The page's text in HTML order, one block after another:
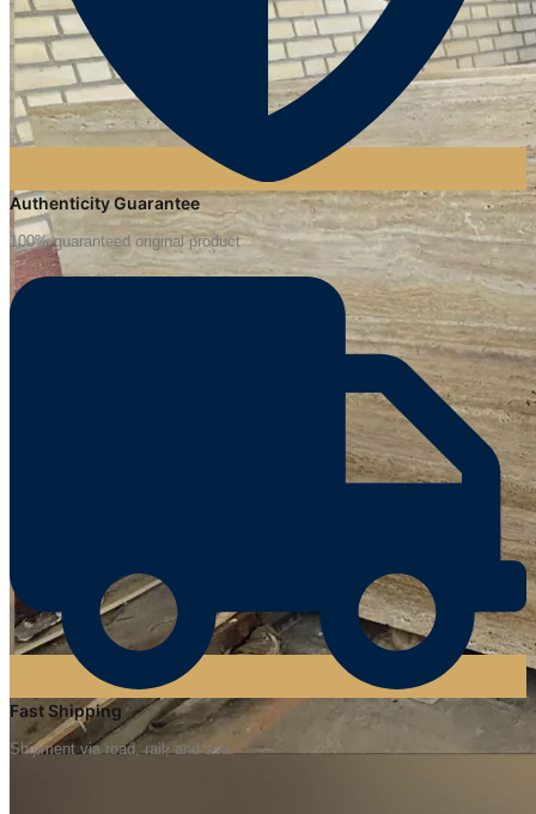
Authenticity Guarantee
100% guaranteed original product
Fast Shipping
Shipment via road, rail, and sea.